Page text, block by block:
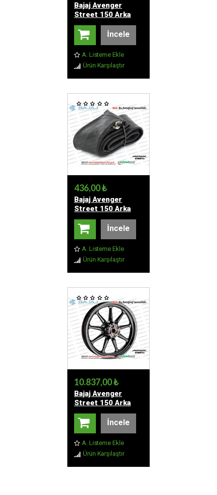
Bajaj Avenger
Street 150 Arka
Dış Lastik, Dubleks
(desen farklıdır)
130/90-15 ANLAŞ
MARKA
İncele
A. Listeme Ekle
Ürün Karşılaştır
436,00 ₺
Bajaj Avenger
Street 150 Arka
Dış Lastik Şambreli
- 130/90-15 -
Muadil
İncele
A. Listeme Ekle
Ürün Karşılaştır
10.837,00 ₺
Bajaj Avenger
Street 150 Arka
Jant (2.50x15)
İncele
A. Listeme Ekle
Ürün Karşılaştır